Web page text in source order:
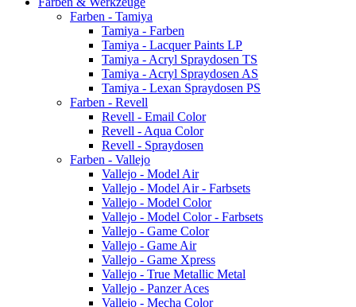
Farben - Tamiya
Tamiya - Farben
Tamiya - Lacquer Paints LP
Tamiya - Acryl Spraydosen TS
Tamiya - Acryl Spraydosen AS
Tamiya - Lexan Spraydosen PS
Farben - Revell
Revell - Email Color
Revell - Aqua Color
Revell - Spraydosen
Farben - Vallejo
Vallejo - Model Air
Vallejo - Model Air - Farbsets
Vallejo - Model Color
Vallejo - Model Color - Farbsets
Vallejo - Game Color
Vallejo - Game Air
Vallejo - Game Xpress
Vallejo - True Metallic Metal
Vallejo - Panzer Aces
Vallejo - Mecha Color